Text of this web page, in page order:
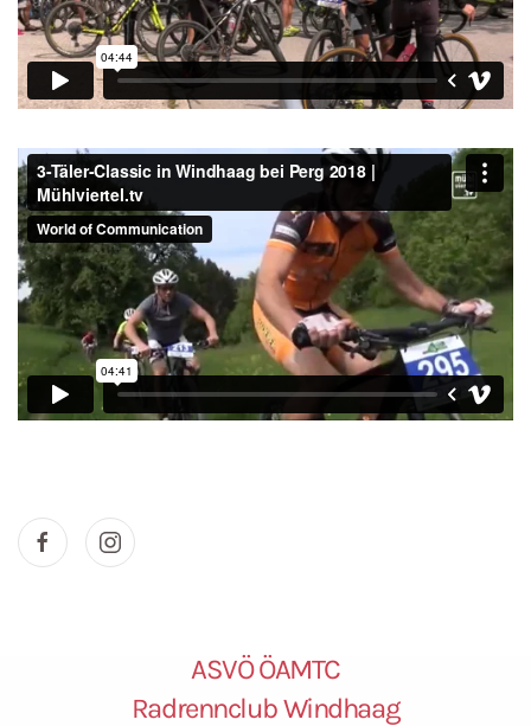
ASVÖ ÖAMTC
Radrennclub Windhaag